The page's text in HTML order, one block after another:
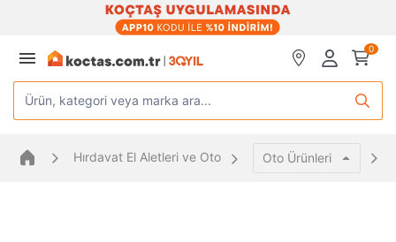
0
Ürün, kategori veya marka ara...
Hırdavat El Aletleri ve Oto Oto Ürünleri